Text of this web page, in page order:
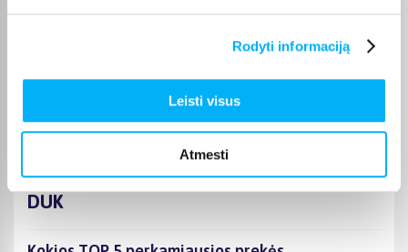
Rodyti informaciją
Leisti visus
Atmesti
galite rinktis patogiausią gavimo būdą: pristatymą į
DUK